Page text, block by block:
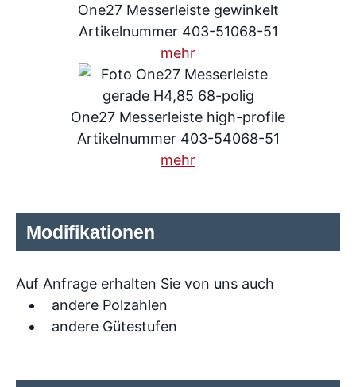
One27 Messerleiste gewinkelt
Artikelnummer 403-51068-51
mehr
One27 Messerleiste high-profile
Artikelnummer 403-54068-51
mehr
Modifikationen
Auf Anfrage erhalten Sie von uns auch
andere Polzahlen
andere Gütestufen